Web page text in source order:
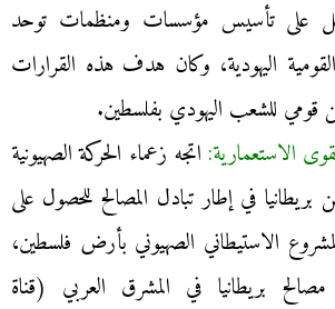
على تأسيس مؤسسات ومنظمات توحد
اليهودية، وكان هدف هذه القرارات
للشعب اليهودي بفلسطين.
الاستعمارية: اتجه زعماء الحركة الصهيونية
في إطار تبادل المصالح للحصول على
الاستيطاني الصهيوني بأرض فلسطين،
بريطانيا في المشرق العربي (قناة